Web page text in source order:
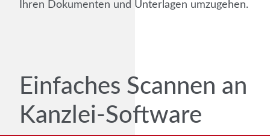
Ihren Dokumenten und Unterlagen umzugehen.
Einfaches Scannen an
Kanzlei-Software